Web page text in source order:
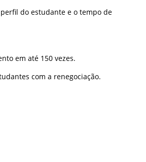
do estudante e o tempo de
em até 150 vezes.
com a renegociação.